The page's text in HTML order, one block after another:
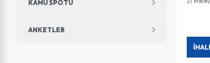
KAMU SPOTU
ANKETLER